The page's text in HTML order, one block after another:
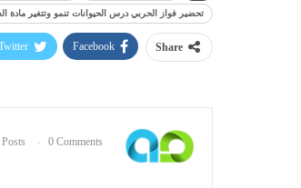
تحضير فواز الحربي درس الحيوانات تنمو وتتغير مادة
Share
Facebook
0 Comments